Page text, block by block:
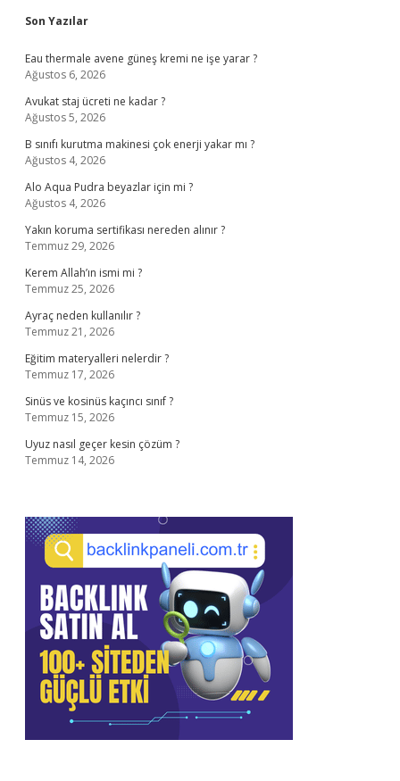
Sidebar
Son Yazılar
Eau thermale avene güneş kremi ne işe yarar ?
Ağustos 6, 2026
Avukat staj ücreti ne kadar ?
Ağustos 5, 2026
B sınıfı kurutma makinesi çok enerji yakar mı ?
Ağustos 4, 2026
Alo Aqua Pudra beyazlar için mi ?
Ağustos 4, 2026
Yakın koruma sertifikası nereden alınır ?
Temmuz 29, 2026
Kerem Allah’ın ismi mi ?
Temmuz 25, 2026
Ayraç neden kullanılır ?
Temmuz 21, 2026
Eğitim materyalleri nelerdir ?
Temmuz 17, 2026
Sinüs ve kosinüs kaçıncı sınıf ?
Temmuz 15, 2026
Uyuz nasıl geçer kesin çözüm ?
Temmuz 14, 2026